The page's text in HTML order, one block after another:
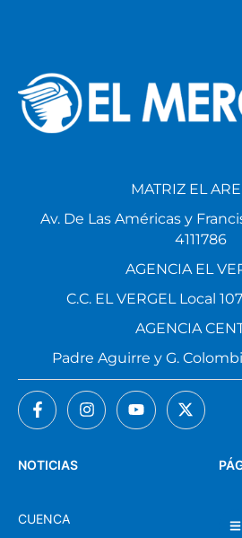
NOTICIAS
CUENCA
MATRIZ EL
Av. De Las Américas y
4111786
AGENCIA EL
C.C. EL VERGEL Local
AGENCIA
Padre Aguirre y G.